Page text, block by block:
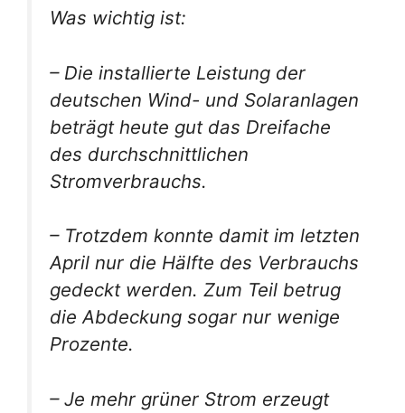
Was wichtig ist:
– Die installierte Leistung der
deutschen Wind- und Solaranlagen
beträgt heute gut das Dreifache
des durchschnittlichen
Stromverbrauchs.
– Trotzdem konnte damit im letzten
April nur die Hälfte des Verbrauchs
gedeckt werden. Zum Teil betrug
die Abdeckung sogar nur wenige
Prozente.
– Je mehr grüner Strom erzeugt